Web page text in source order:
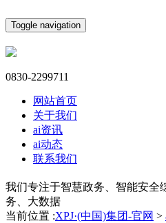
Toggle navigation
0830-2299711
网站首页
关于我们
ai资讯
ai动态
联系我们
我们专注于智慧政务、智能安全
务、大数据
当前位置 :XPJ·(中国)集团-官网 >